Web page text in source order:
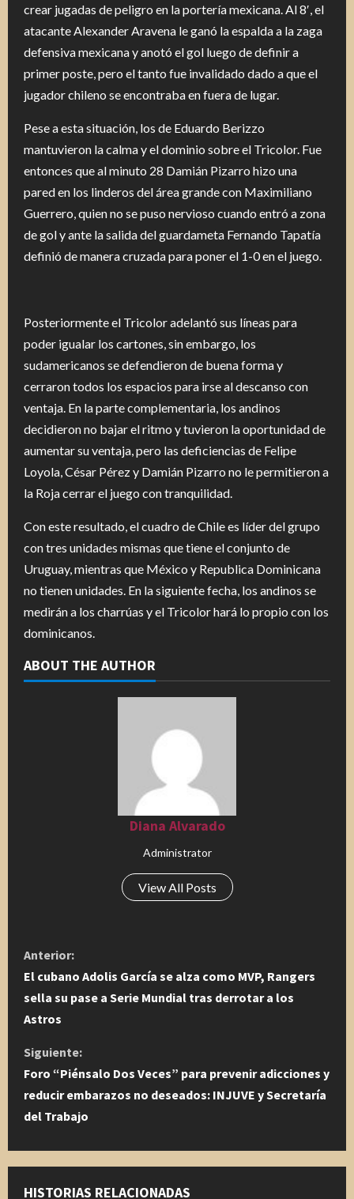
crear jugadas de peligro en la portería mexicana. Al 8′, el
atacante Alexander Aravena le ganó la espalda a la zaga
defensiva mexicana y anotó el gol luego de definir a
primer poste, pero el tanto fue invalidado dado a que el
jugador chileno se encontraba en fuera de lugar.
Pese a esta situación, los de Eduardo Berizzo
mantuvieron la calma y el dominio sobre el Tricolor. Fue
entonces que al minuto 28 Damián Pizarro hizo una
pared en los linderos del área grande con Maximiliano
Guerrero, quien no se puso nervioso cuando entró a zona
de gol y ante la salida del guardameta Fernando Tapatía
definió de manera cruzada para poner el 1-0 en el juego.
Posteriormente el Tricolor adelantó sus líneas para
poder igualar los cartones, sin embargo, los
sudamericanos se defendieron de buena forma y
cerraron todos los espacios para irse al descanso con
ventaja. En la parte complementaria, los andinos
decidieron no bajar el ritmo y tuvieron la oportunidad de
aumentar su ventaja, pero las deficiencias de Felipe
Loyola, César Pérez y Damián Pizarro no le permitieron a
la Roja cerrar el juego con tranquilidad.
Con este resultado, el cuadro de Chile es líder del grupo
con tres unidades mismas que tiene el conjunto de
Uruguay, mientras que México y Republica Dominicana
no tienen unidades. En la siguiente fecha, los andinos se
medirán a los charrúas y el Tricolor hará lo propio con los
dominicanos.
ABOUT THE AUTHOR
Diana Alvarado
Administrator
View All Posts
S
i
g
u
e
l
e
y
Anterior:
El cubano Adolis García se alza como MVP, Rangers
sella su pase a Serie Mundial tras derrotar a los
Astros
Siguiente:
Foro “Piénsalo Dos Veces” para prevenir adicciones y
reducir embarazos no deseados: INJUVE y Secretaría
del Trabajo
HISTORIAS RELACIONADAS